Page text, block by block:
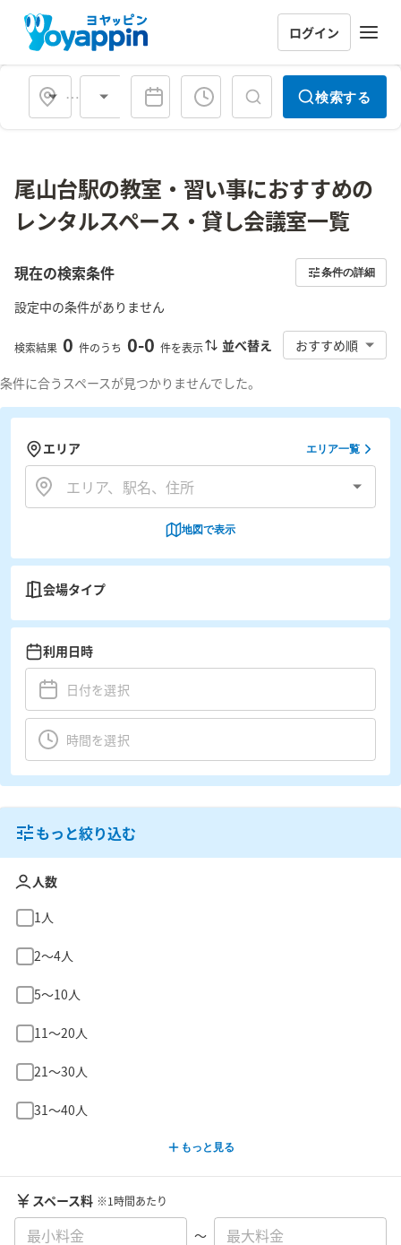
ログイン
会場タイプ 検索する
尾山台駅の教室・習い事におすすめの
レンタルスペース・貸し会議室一覧
現在の検索条件 条件の詳細
設定中の条件がありません
検索結果 0 件のうち 0-0 件を表示 並べ替え おすすめ順
条件に合うスペースが見つかりませんでした。
エリア エリア一覧
地図で表示
会場タイプ
利用日時
もっと絞り込む
人数
1人
2〜4人
5〜10人
11〜20人
21〜30人
31〜40人
もっと見る
スペース料 ※1時間あたり
〜